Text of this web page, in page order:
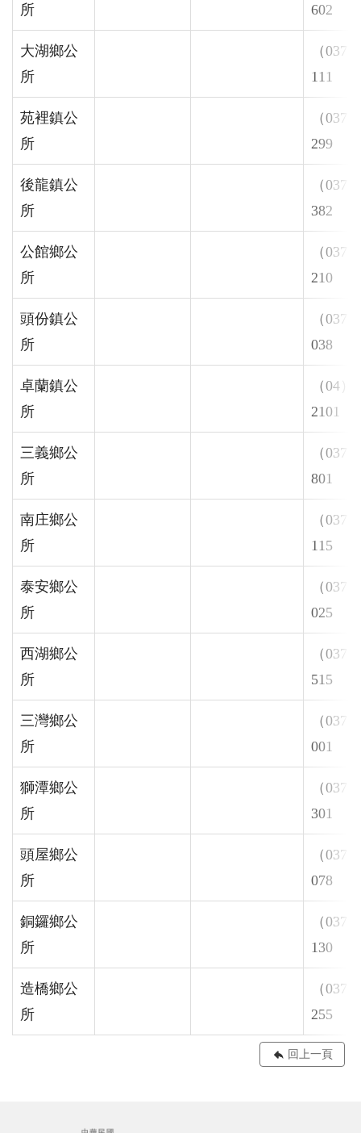
所
602
大湖鄉公
所
（037
111
苑裡鎮公
所
（037
299
後龍鎮公
所
（037
382
公館鄉公
所
（037
210
頭份鎮公
所
（037
038
卓蘭鎮公
所
（04）
2101
三義鄉公
所
（037
801
南庄鄉公
所
（037
115
泰安鄉公
所
（037
025
西湖鄉公
所
（037
515
三灣鄉公
所
（037
001
獅潭鄉公
所
（037
301
頭屋鄉公
所
（037
078
銅鑼鄉公
所
（037
130
造橋鄉公
所
（037
255
回上一頁